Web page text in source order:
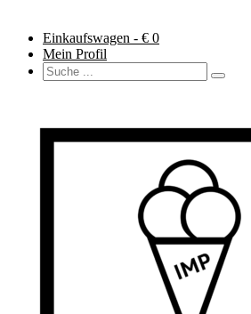
Einkaufswagen - € 0
Mein Profil